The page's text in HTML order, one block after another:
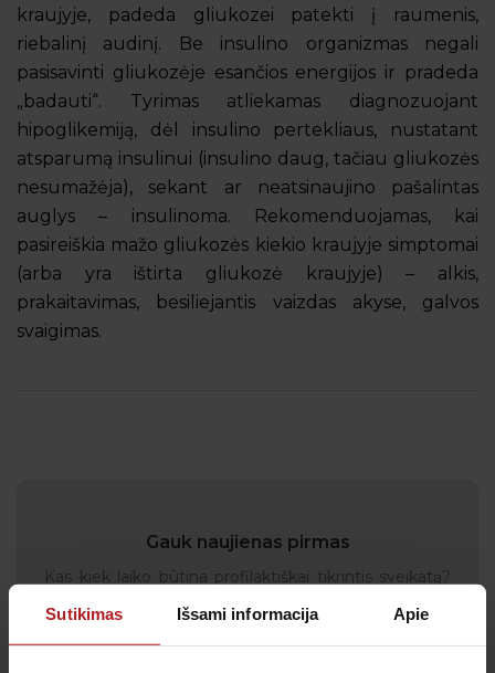
Sutikimas Išsami informacija Apie
kraujyje, padeda gliukozei patekti į raumenis,
riebalinį audinį. Be insulino organizmas negali
pasisavinti gliukozėje esančios energijos ir pradeda
„badauti“. Tyrimas atliekamas diagnozuojant
hipoglikemiją, dėl insulino pertekliaus, nustatant
atsparumą insulinui (insulino daug, tačiau gliukozės
nesumažėja), sekant ar neatsinaujino pašalintas
auglys – insulinoma. Rekomenduojamas, kai
pasireiškia mažo gliukozės kiekio kraujyje simptomai
(arba yra ištirta gliukozė kraujyje) – alkis,
prakaitavimas, besiliejantis vaizdas akyse, galvos
svaigimas.
Gauk naujienas pirmas
Kas kiek laiko būtina profilaktiškai tikrintis sveikatą?
naujienlaiškį, kad svarbiausi priminimai į Jūsų pašto
dėžutę atkeliautų laiku. Sulauksite ne tik naudingos